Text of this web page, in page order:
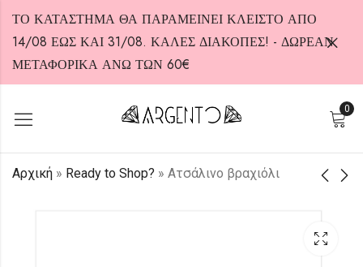
ΤΟ ΚΑΤΑΣΤΗΜΑ ΘΑ ΠΑΡΑΜΕΙΝΕΙ ΚΛΕΙΣΤΟ ΑΠΟ
14/08 ΕΩΣ ΚΑΙ 31/08. ΚΑΛΕΣ ΔΙΑΚΟΠΕΣ! - ΔΩΡΕΑΝ
ΜΕΤΑΦΟΡΙΚΑ ΑΝΩ ΤΩΝ 60€
0
Αρχική » Ready to Shop? » Ατσάλινο βραχιόλι
Κολιέ Σταυρός από
Ανοξείδωτο Ατσάλι
Ατσάλινο βραχιόλι